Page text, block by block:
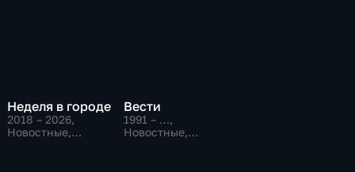
Неделя в городе
2018 – 2026,
Новостные,
Вести
1991 – …,
Новостные,